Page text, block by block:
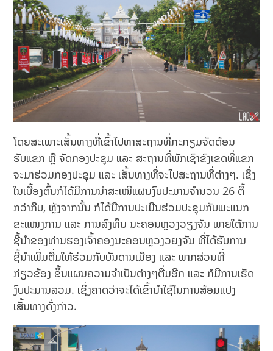
ໂດຍສະເພາະເສັ້ນທາງທີ່ເຂົ້າໄປຫາສະຖານທີ່ກະກຽມຈັດຕ້ອນ
ຮັບແຂກ ຫຼື ຈັດກອງປະຊຸມ ແລະ ສະຖານທີ່ພັກເຊົາຂົງເຂດທີ່ແຂກ
ຈະມາຮ່ວມກອງປະຊຸມ ແລະ ເສັ້ນທາງທີ່ຈະໄປສະຖານທີ່ຕ່າງໆ. ເຊິ່ງ
ໃນເບື້ອງຕົ້ນກໍໄດ້ມີການນຳສະເໜີແຜນງົບປະມານຈຳນວນ 26 ຕື້
ກວ່າກີບ, ຫຼັງຈາກນັ້ນ ກໍໄດ້ມີການປະເມີນຮ່ວມປະຊຸມກັບພະແນກ
ຂະແໜງການ ແລະ ການລົງທຶນ ນະຄອນຫຼວງວຽງຈັນ ພາຍໃຕ້ການ
ຊີ້ນຳຂອງທ່ານຮອງເຈົ້າຄອງນະຄອນຫຼວງວຍງຈັນ ທີ່ໄດ້ຮັບການ
ຊີ້ນຳເພີ່ມຕື່ມໃຫ້ຮ່ວມກັບບັນດານເມືອງ ແລະ ພາກສ່ວນທີ່
ກ່ຽວຂ້ອງ ຂຶ້ນແຜນຄວາມຈຳເປັນຕ່າງໆຕື່ມອີກ ແລະ ກໍມີການເຮັດ
ງົບປະມານລວມ. ເຊິ່ງຄາດວ່າຈະໄດ້ເຂົ້ານຳໃຊ້ໃນການສ້ອມແປງ
ເສັ້ນທາງດັ່ງກ່າວ.